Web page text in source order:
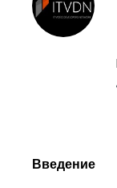
Введение